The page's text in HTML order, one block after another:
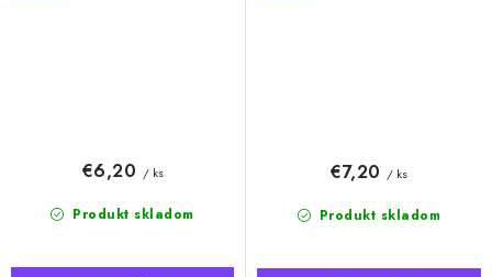
Produkt skladom
€6,20 / ks
Produkt skladom
€7,20 / ks